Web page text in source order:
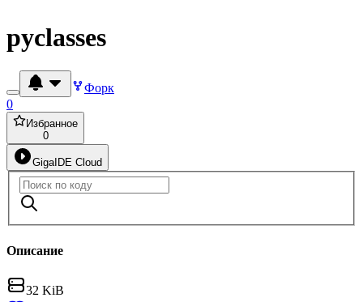
pyclasses
Форк
0
Избранное
0
GigaIDE Cloud
Описание
32 KiB